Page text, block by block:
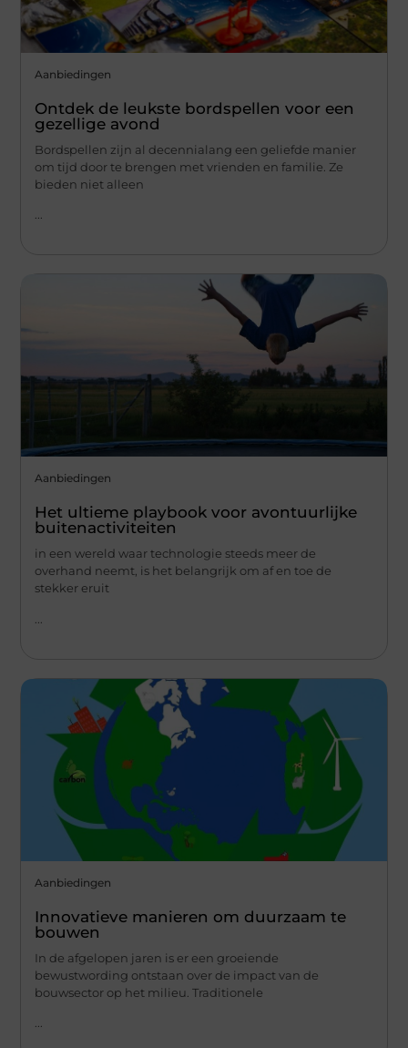
Aanbiedingen
Ontdek de leukste bordspellen voor een
gezellige avond
Bordspellen zijn al decennialang een geliefde manier
om tijd door te brengen met vrienden en familie. Ze
bieden niet alleen
...
Aanbiedingen
Het ultieme playbook voor avontuurlijke
buitenactiviteiten
in een wereld waar technologie steeds meer de
overhand neemt, is het belangrijk om af en toe de
stekker eruit
Aanbiedingen
Innovatieve manieren om duurzaam te
bouwen
In de afgelopen jaren is er een groeiende
bewustwording ontstaan over de impact van de
bouwsector op het milieu. Traditionele